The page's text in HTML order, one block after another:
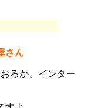
さん
ろか、インター